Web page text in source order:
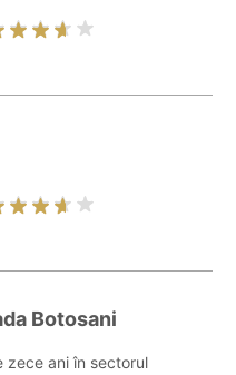
Botosani
zece ani în sectorul